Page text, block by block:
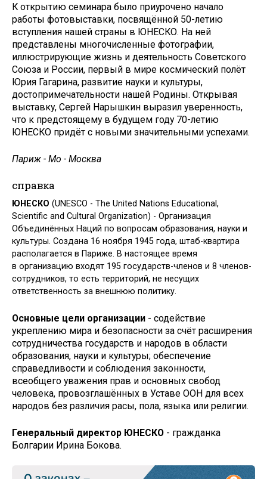
К открытию семинара было приурочено начало
работы фотовыставки, посвящённой 50-летию
вступления нашей страны в ЮНЕСКО. На ней
представлены многочисленные фотографии,
иллюстрирующие жизнь и деятельность Советского
Союза и России, первый в мире космический полёт
Юрия Гагарина, развитие науки и культуры,
достопримечательности нашей Родины. Открывая
выставку, Сергей Нарышкин выразил уверенность,
что к предстоящему в будущем году 70-летию
ЮНЕСКО придёт с новыми значительными успехами.
Париж - Мо - Москва
справка
ЮНЕСКО (UNESCO - The United Nations Educational,
Scientific and Cultural Organization) - Организация
Объединённых Наций по вопросам образования, науки и
культуры. Создана 16 ноября 1945 года, штаб-квартира
располагается в Париже. В настоящее время
в организацию входят 195 государств-членов и 8 членов-
сотрудников, то есть территорий, не несущих
ответственность за внешнюю политику.
Основные цели организации - содействие
укреплению мира и безопасности за счёт расширения
сотрудничества государств и народов в области
образования, науки и культуры; обеспечение
справедливости и соблюдения законности,
всеобщего уважения прав и основных свобод
человека, провозглашённых в Уставе ООН для всех
народов без различия расы, пола, языка или религии.
Генеральный директор ЮНЕСКО - гражданка
Болгарии Ирина Бокова.